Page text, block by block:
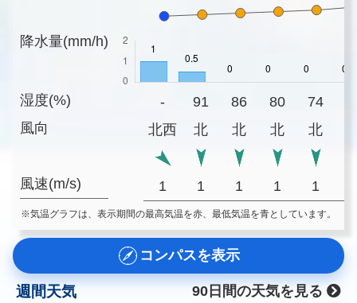
降水量(mm/h)
湿度(%)
風向
風速(m/s)
- 91 86 80 74
北西
北 北 北 北
1 1 1 1 1
※気温グラフは、表示期間の最高気温を赤、最低気温を青としています。
コンパスを表示
週間天気
90日間の天気を見る